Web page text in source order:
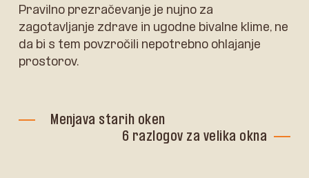
Pravilno prezračevanje je nujno za
zagotavljanje zdrave in ugodne bivalne klime, ne
da bi s tem povzročili nepotrebno ohlajanje
prostorov.
Menjava starih oken
6 razlogov za velika okna